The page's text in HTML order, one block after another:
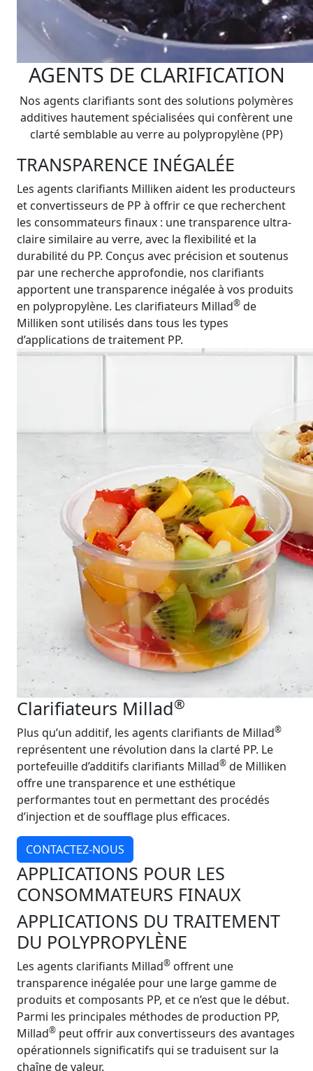
AGENTS DE CLARIFICATION
Nos agents clarifiants sont des solutions polymères
additives hautement spécialisées qui confèrent une
clarté semblable au verre au polypropylène (PP)
TRANSPARENCE INÉGALÉE
Les agents clarifiants Milliken aident les producteurs
et convertisseurs de PP à offrir ce que recherchent
les consommateurs finaux : une transparence ultra-
claire similaire au verre, avec la flexibilité et la
durabilité du PP. Conçus avec précision et soutenus
par une recherche approfondie, nos clarifiants
apportent une transparence inégalée à vos produits
en polypropylène. Les clarifiateurs Millad® de
Milliken sont utilisés dans tous les types
d’applications de traitement PP.
Clarifiateurs Millad®
Plus qu’un additif, les agents clarifiants de Millad®
représentent une révolution dans la clarté PP. Le
portefeuille d’additifs clarifiants Millad® de Milliken
offre une transparence et une esthétique
performantes tout en permettant des procédés
d’injection et de soufflage plus efficaces.
CONTACTEZ-NOUS
APPLICATIONS POUR LES
CONSOMMATEURS FINAUX
APPLICATIONS DU TRAITEMENT
DU POLYPROPYLÈNE
Les agents clarifiants Millad® offrent une
transparence inégalée pour une large gamme de
produits et composants PP, et ce n’est que le début.
Parmi les principales méthodes de production PP,
Millad® peut offrir aux convertisseurs des avantages
opérationnels significatifs qui se traduisent sur la
chaîne de valeur.